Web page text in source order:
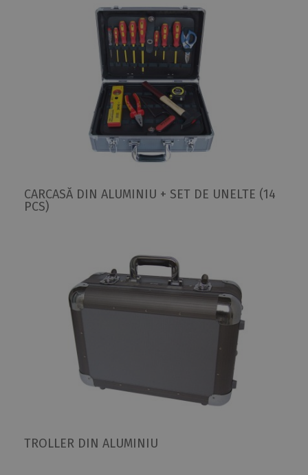
CARCASĂ DIN ALUMINIU + SET DE UNELTE (14
PCS)
TROLLER DIN ALUMINIU